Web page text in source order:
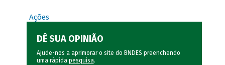
Ações
DÊ SUA OPINIÃO
Ajude-nos a aprimorar o site do BNDES preenchendo
uma rápida pesquisa.